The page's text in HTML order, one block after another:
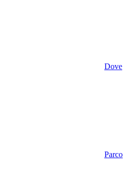
Dove
Parco